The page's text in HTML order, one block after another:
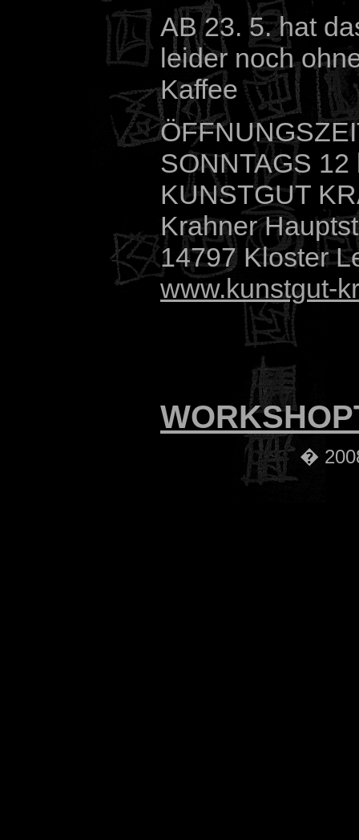
AB 23. 5. hat
leider noch
Kaffee
SONNTAGS
KUNSTGUT
Krahner
14797 Kloster
www.kunstgut-
�